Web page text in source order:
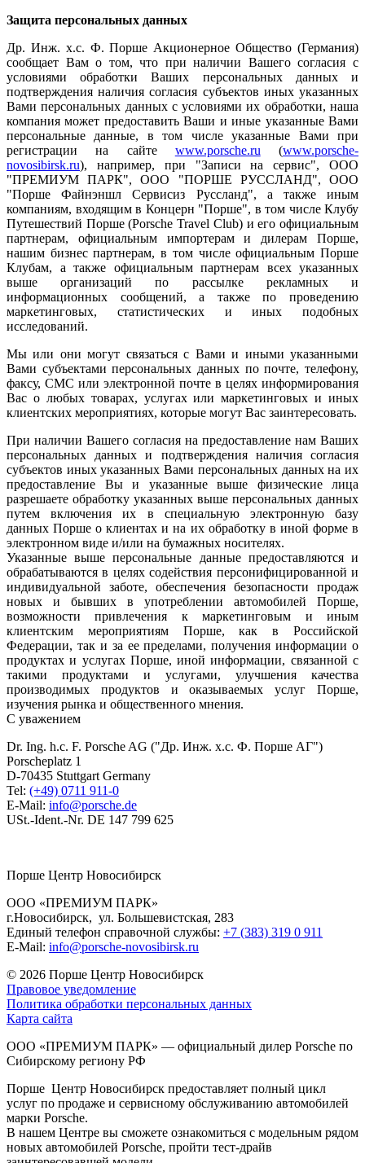
Защита персональных данных
Др. Инж. х.с. Ф. Порше Акционерное Общество (Германия)
сообщает Вам о том, что при наличии Вашего согласия с
условиями обработки Ваших персональных данных и
подтверждения наличия согласия субъектов иных указанных
Вами персональных данных с условиями их обработки, наша
компания может предоставить Ваши и иные указанные Вами
персональные данные, в том числе указанные Вами при
регистрации на сайте www.porsche.ru (www.porsche-
novosibirsk.ru), например, при "Записи на сервис", ООО
"ПРЕМИУМ ПАРК", ООО "ПОРШЕ РУССЛАНД", ООО
"Порше Файнэншл Сервисиз Руссланд", а также иным
компаниям, входящим в Концерн "Порше", в том числе Клубу
Путешествий Порше (Porsche Travel Club) и его официальным
партнерам, официальным импортерам и дилерам Порше,
нашим бизнес партнерам, в том числе официальным Порше
Клубам, а также официальным партнерам всех указанных
выше организаций по рассылке рекламных и
информационных сообщений, а также по проведению
маркетинговых, статистических и иных подобных
исследований.
Мы или они могут связаться с Вами и иными указанными
Вами субъектами персональных данных по почте, телефону,
факсу, СМС или электронной почте в целях информирования
Вас о любых товарах, услугах или маркетинговых и иных
клиентских мероприятиях, которые могут Вас заинтересовать.
При наличии Вашего согласия на предоставление нам Ваших
персональных данных и подтверждения наличия согласия
субъектов иных указанных Вами персональных данных на их
предоставление Вы и указанные выше физические лица
разрешаете обработку указанных выше персональных данных
путем включения их в специальную электронную базу
данных Порше о клиентах и на их обработку в иной форме в
электронном виде и/или на бумажных носителях.
Указанные выше персональные данные предоставляются и
обрабатываются в целях содействия персонифицированной и
индивидуальной заботе, обеспечения безопасности продаж
новых и бывших в употреблении автомобилей Порше,
возможности привлечения к маркетинговым и иным
клиентским мероприятиям Порше, как в Российской
Федерации, так и за ее пределами, получения информации о
продуктах и услугах Порше, иной информации, связанной с
такими продуктами и услугами, улучшения качества
производимых продуктов и оказываемых услуг Порше,
изучения рынка и общественного мнения.
С уважением
Dr. Ing. h.c. F. Porsche AG ("Др. Инж. х.с. Ф. Порше АГ")
Porscheplatz 1
D-70435 Stuttgart Germany
Tel: (+49) 0711 911-0
E-Mail: info@porsche.de
USt.-Ident.-Nr. DE 147 799 625
Порше Центр Новосибирск
ООО «ПРЕМИУМ ПАРК»
г.Новосибирск, ул. Большевистская, 283
Единый телефон справочной службы: +7 (383) 319 0 911
E-Mail: info@porsche-novosibirsk.ru
© 2026 Порше Центр Новосибирск
Правовое уведомление
Политика обработки персональных данных
Карта сайта
ООО «ПРЕМИУМ ПАРК» — официальный дилер Porsche по
Сибирскому региону РФ
Порше Центр Новосибирск предоставляет полный цикл
услуг по продаже и сервисному обслуживанию автомобилей
марки Porsche.
В нашем Центре вы сможете ознакомиться с модельным рядом
новых автомобилей Porsche, пройти тест-драйв